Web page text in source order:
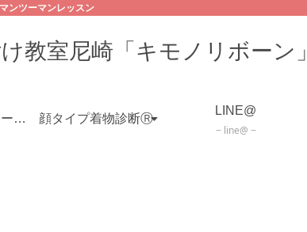
ンツーマンレッスン
教室尼崎「キモノリボーン」
着物パーソナルカラー診断 顔タイプ着物診断Ⓡ
LINE@
line@